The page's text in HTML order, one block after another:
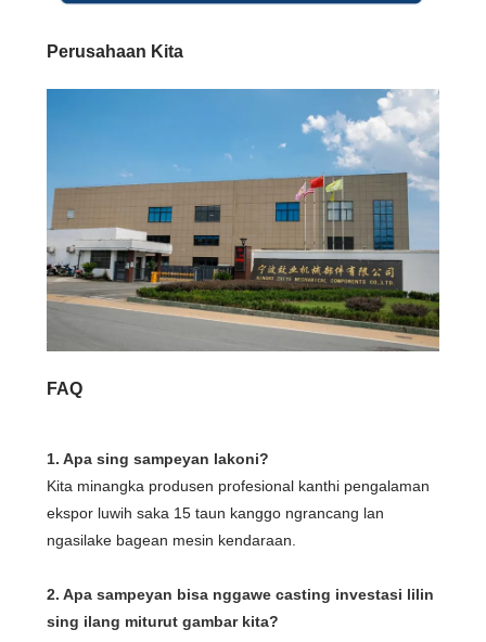
Perusahaan Kita
FAQ
1. Apa sing sampeyan lakoni?
Kita minangka produsen profesional kanthi pengalaman
ekspor luwih saka 15 taun kanggo ngrancang lan
ngasilake bagean mesin kendaraan.
2. Apa sampeyan bisa nggawe casting investasi lilin
sing ilang miturut gambar kita?